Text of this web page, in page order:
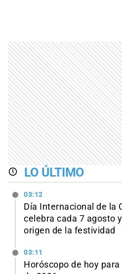
LO ÚLTIMO
03:12
Día Internacional de la
celebra cada 7 agosto
origen de la festividad
03:11
Horóscopo de hoy